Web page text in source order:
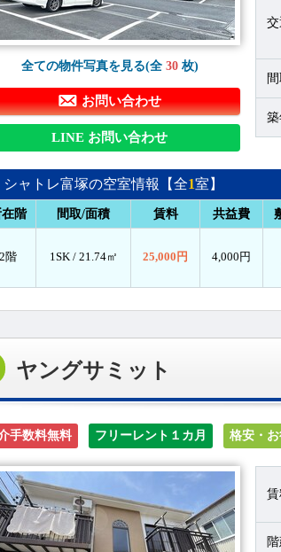
全ての物件写真を見る(全 30枚)
お問い合わせ
LINE お問い合わせ
交
シャトレ富塚の空室情報【全1室】
階 間取/面積 賃料 共益費
2階 1SK / 21.74㎡ 25,000円 4,000円
ヤングサミット
手数料無料 フリーレント１カ月 格安・